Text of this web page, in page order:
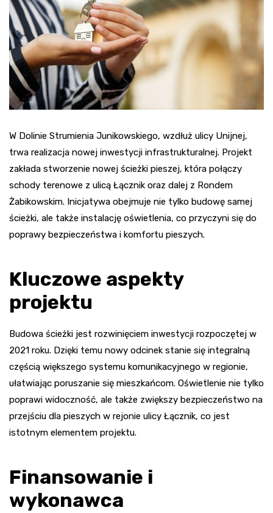
W Dolinie Strumienia Junikowskiego, wzdłuż ulicy Unijnej,
trwa realizacja nowej inwestycji infrastrukturalnej. Projekt
zakłada stworzenie nowej ścieżki pieszej, która połączy
schody terenowe z ulicą Łącznik oraz dalej z Rondem
Żabikowskim. Inicjatywa obejmuje nie tylko budowę samej
ścieżki, ale także instalację oświetlenia, co przyczyni się do
poprawy bezpieczeństwa i komfortu pieszych.
Kluczowe aspekty
projektu
Budowa ścieżki jest rozwinięciem inwestycji rozpoczętej w
2021 roku. Dzięki temu nowy odcinek stanie się integralną
częścią większego systemu komunikacyjnego w regionie,
ułatwiając poruszanie się mieszkańcom. Oświetlenie nie tylko
poprawi widoczność, ale także zwiększy bezpieczeństwo na
przejściu dla pieszych w rejonie ulicy Łącznik, co jest
istotnym elementem projektu.
Finansowanie i
wykonawca